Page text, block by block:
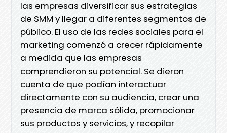
las empresas diversificar sus estrategias
de SMM y llegar a diferentes segmentos de
público. El uso de las redes sociales para el
marketing comenzó a crecer rápidamente
a medida que las empresas
comprendieron su potencial. Se dieron
cuenta de que podían interactuar
directamente con su audiencia, crear una
presencia de marca sólida, promocionar
sus productos y servicios, y recopilar